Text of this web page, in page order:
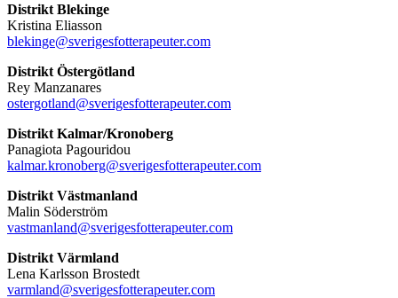
Distrikt Blekinge
Kristina Eliasson
blekinge@sverigesfotterapeuter.com
Distrikt Östergötland
Rey Manzanares
ostergotland@sverigesfotterapeuter.com
Distrikt Kalmar/Kronoberg
Panagiota Pagouridou
kalmar.kronoberg@sverigesfotterapeuter.com
Distrikt Västmanland
Malin Söderström
vastmanland@sverigesfotterapeuter.com
Distrikt Värmland
Lena Karlsson Brostedt
varmland@sverigesfotterapeuter.com